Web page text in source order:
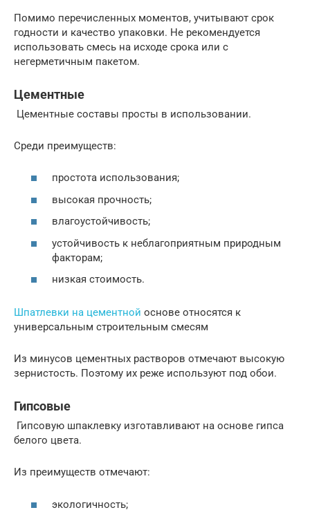
Помимо перечисленных моментов, учитывают срок
годности и качество упаковки. Не рекомендуется
использовать смесь на исходе срока или с
негерметичным пакетом.
Цементные
Цементные составы просты в использовании.
Среди преимуществ:
простота использования;
высокая прочность;
влагоустойчивость;
устойчивость к неблагоприятным природным
факторам;
низкая стоимость.
Шпатлевки на цементной основе относятся к
универсальным строительным смесям
Из минусов цементных растворов отмечают высокую
зернистость. Поэтому их реже используют под обои.
Гипсовые
Гипсовую шпаклевку изготавливают на основе гипса
белого цвета.
Из преимуществ отмечают:
экологичность;